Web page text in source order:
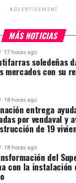
ADVERTISEMENT
MÁS NOTICIAS
17 horas ago
soledeñas
mercados con su
18 horas ago
entrega
por vendaval y
de 19
18 horas ago
del
con la instalación